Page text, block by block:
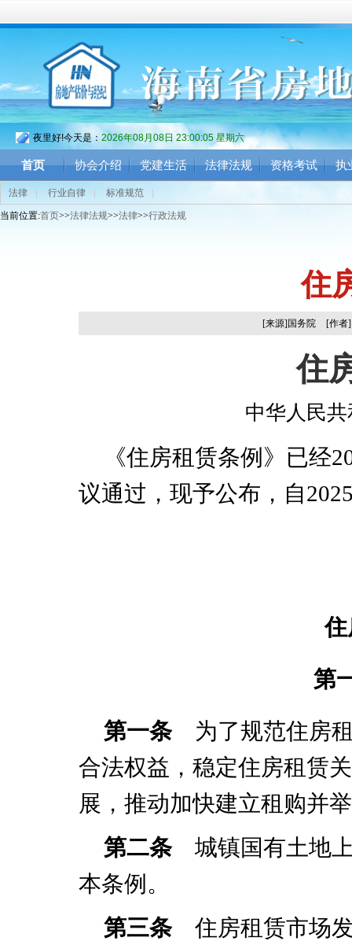
夜里好!今天是： 2026年08月08日 23:00:06 星期六
首页 协会介绍 党建生活 法律法规 资格考试 执
法律 行业自律 标准规范
当前位置:首页>>法律法规>>法律>>行政法规
住
[来源]国务院 [作
住
中华人民
《住房租赁条例》已经
议通过，现予公布，自
第
第一条为了规范住房租
合法权益，稳定住房租赁
展，推动加快建立租购并
第二条城镇国有土地上
本条例。
第三条住房租赁市场发